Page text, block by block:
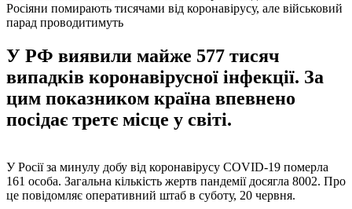
Росіяни помирають тисячами від коронавірусу, але військовий
парад проводитимуть
У РФ виявили майже 577 тисяч
випадків коронавірусної інфекції. За
цим показником країна впевнено
посідає третє місце у світі.
У Росії за минулу добу від коронавірусу COVID-19 померла
161 особа. Загальна кількість жертв пандемії досягла 8002. Про
це повідомляє оперативний штаб в суботу, 20 червня.